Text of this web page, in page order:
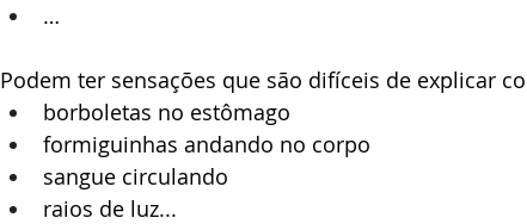
…
Podem ter sensações que são difíceis de explicar
borboletas no estômago
formiguinhas andando no corpo
sangue circulando
raios de luz...